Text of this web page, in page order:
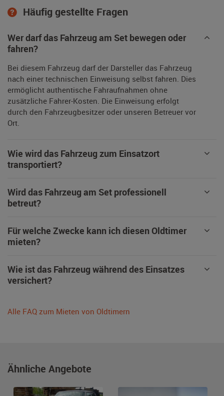
Häufig gestellte Fragen
Wer darf das Fahrzeug am Set bewegen oder
fahren?
Bei diesem Fahrzeug darf der Darsteller das Fahrzeug
nach einer technischen Einweisung selbst fahren. Dies
ermöglicht authentische Fahraufnahmen ohne
zusätzliche Fahrer-Kosten. Die Einweisung erfolgt
durch den Fahrzeugbesitzer oder unseren Betreuer vor
Ort.
Wie wird das Fahrzeug zum Einsatzort
transportiert?
Wird das Fahrzeug am Set professionell
betreut?
Für welche Zwecke kann ich diesen Oldtimer
mieten?
Wie ist das Fahrzeug während des Einsatzes
versichert?
Alle FAQ zum Mieten von Oldtimern
Ähnliche Angebote